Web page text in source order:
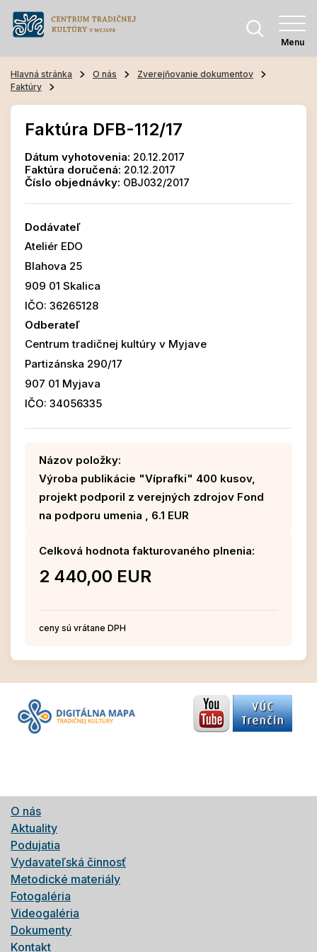
Menu
Hlavná stránka O nás
Zverejňovanie dokumentov
Faktúry
Faktúra DFB-112/17
Dátum vyhotovenia: 20.12.2017
Faktúra doručená: 20.12.2017
Číslo objednávky: OBJ032/2017
Dodávateľ
Ateliér EDO
Blahova 25
909 01 Skalica
IČO: 36265128
Odberateľ
Centrum tradičnej kultúry v Myjave
Partizánska 290/17
907 01 Myjava
IČO: 34056335
Názov položky:
Výroba publikácie "Víprafki" 400 kusov,
projekt podporil z verejných zdrojov Fond
na podporu umenia , 6.1 EUR
Celková hodnota fakturovaného plnenia:
2 440,00 EUR
ceny sú vrátane DPH
O nás
Aktuality
Podujatia
Vydavateľská činnosť
Metodické materiály
Fotogaléria
Videogaléria
Dokumenty
Kontakt